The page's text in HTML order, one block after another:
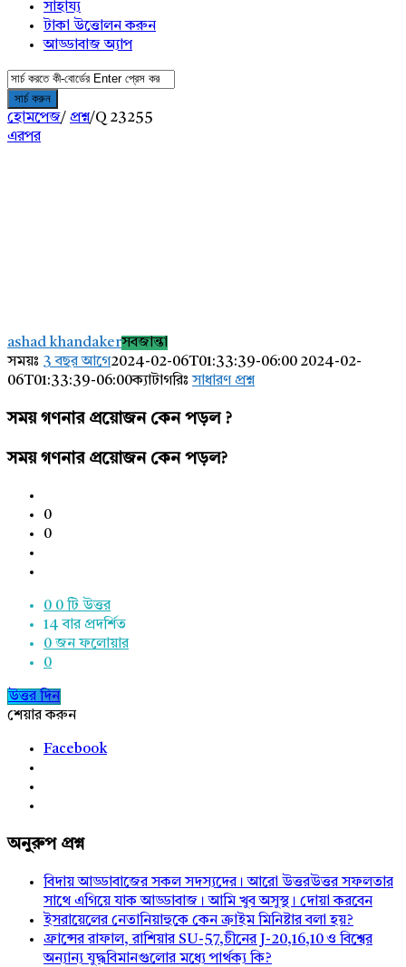
সাহায্য
টাকা উত্তোলন করুন
আড্ডাবাজ অ্যাপ
হোমপেজ/ প্রশ্ন/Q 23255
এরপর
Latest
প্রশ্ন
ashad khandakerসবজান্তা
সময়ঃ 3 বছর আগে2024-02-06T01:33:39-06:00 2024-02-
06T01:33:39-06:00ক্যাটাগরিঃসাধারণ প্রশ্ন
সময় গণনার প্রয়োজন কেন পড়ল ?
সময় গণনার প্রয়োজন কেন পড়ল?
0
0
0 0 টি উত্তর
14বার প্রদর্শিত
0 জন ফলোয়ার
0
উত্তর দিন
শেয়ার করুন
Facebook
অনুরুপ প্রশ্ন
বিদায় আড্ডাবাজের সকল সদস্যদের। আরো উত্তরউত্তর সফলতার
সাথে এগিয়ে যাক আড্ডাবাজ। আমি খুব অসুস্থ। দোয়া করবেন
ইসরায়েলের নেতানিয়াহুকে কেন ক্রাইম মিনিষ্টার বলা হয়?
ফ্রান্সের রাফাল, রাশিয়ার SU-57,চীনের J-20,16,10 ও বিশ্বের
অন্যান্য যুদ্ধবিমানগুলোর মধ্যে পার্থক্য কি?